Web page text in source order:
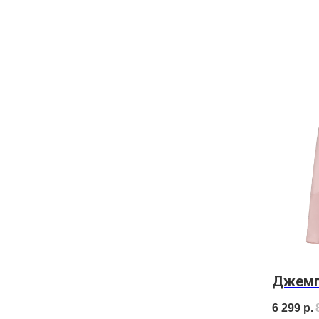
6 299 р.